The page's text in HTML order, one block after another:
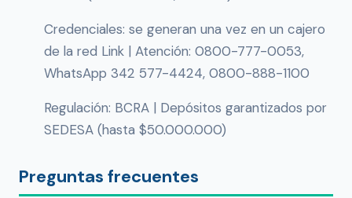
Credenciales: se generan una vez en un cajero
de la red Link | Atención: 0800-777-0053,
WhatsApp 342 577-4424, 0800-888-1100
Regulación: BCRA | Depósitos garantizados por
SEDESA (hasta $50.000.000)
Preguntas frecuentes